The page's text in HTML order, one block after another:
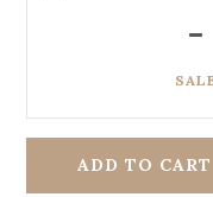
ADD TO CART